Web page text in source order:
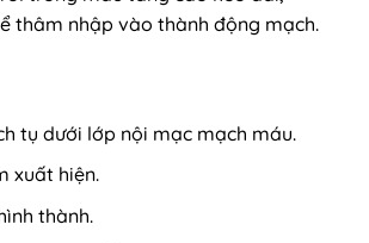
thâm nhập vào thành động mạch.
tụ dưới lớp nội mạc mạch máu.
xuất hiện.
thành.